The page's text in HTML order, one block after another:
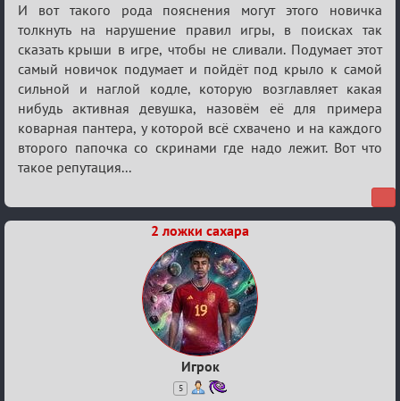
И вот такого рода пояснения могут этого новичка
толкнуть на нарушение правил игры, в поисках так
сказать крыши в игре, чтобы не сливали. Подумает этот
самый новичок подумает и пойдёт под крыло к самой
сильной и наглой кодле, которую возглавляет какая
нибудь активная девушка, назовём её для примера
коварная пантера, у которой всё схвачено и на каждого
второго папочка со скринами где надо лежит. Вот что
такое репутация...
2 ложки сахара
Игрок
5